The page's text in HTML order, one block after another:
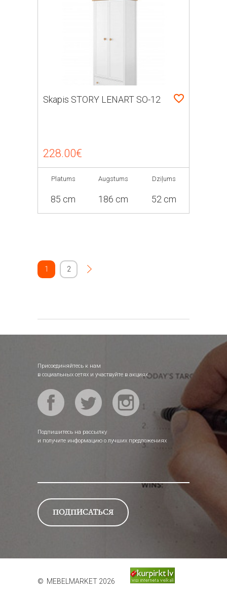
Skapis STORY LENART SO-12
228.00€
Platums
85 cm
Augstums
186 cm
Dziļums
52 cm
1 2
Присоединяйтесь к нам
в социальных сетях и участвуйте в акциях
Подпишитесь на рассылку
и получите информацию о лучших предложениях
© MEBELMARKET 2026